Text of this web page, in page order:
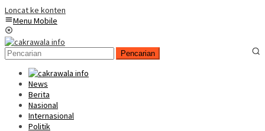
Loncat ke konten
Menu Mobile
Pencarian
News
Berita
Nasional
Internasional
Politik